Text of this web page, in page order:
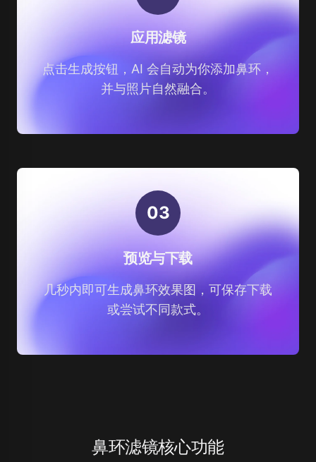
应用滤镜
点击生成按钮，AI 会自动为你添加鼻环，
并与照片自然融合。
03
预览与下载
几秒内即可生成鼻环效果图，可保存下载
或尝试不同款式。
鼻环滤镜核心功能